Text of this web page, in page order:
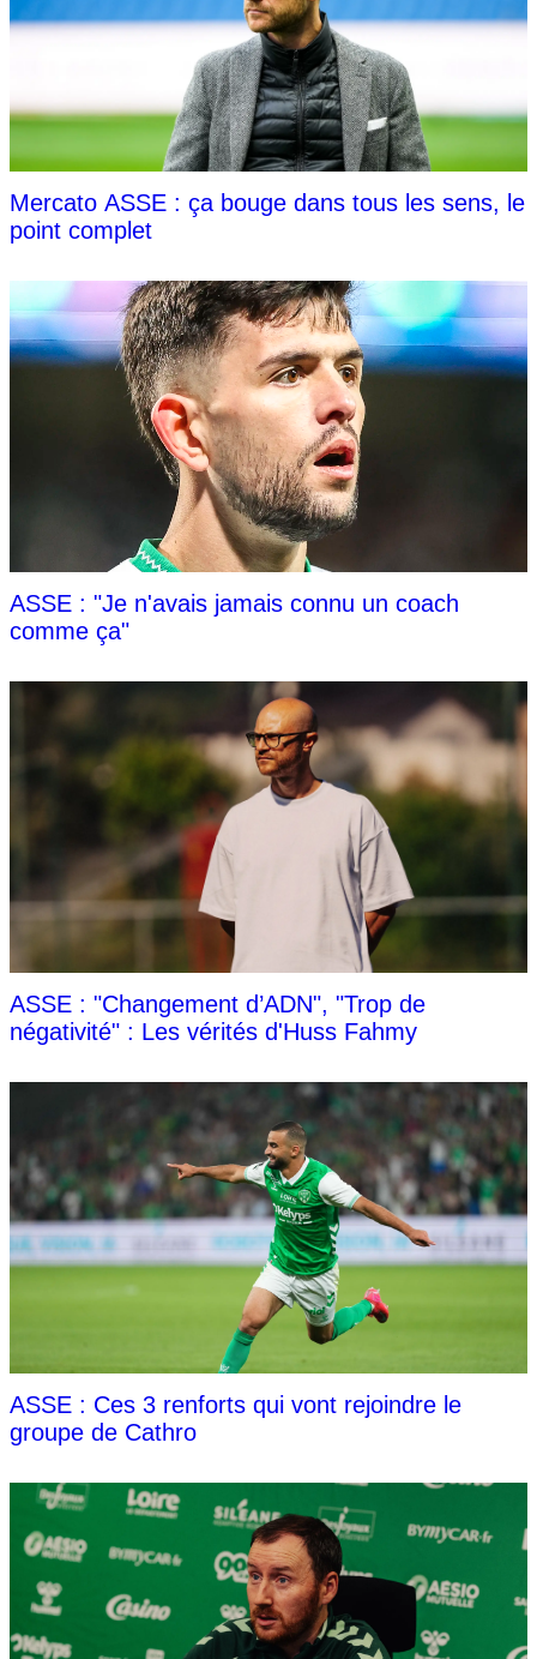
Mercato ASSE : ça bouge dans tous les sens, le
point complet
ASSE : "Je n'avais jamais connu un coach
comme ça"
ASSE : "Changement d’ADN", "Trop de
négativité" : Les vérités d'Huss Fahmy
ASSE : Ces 3 renforts qui vont rejoindre le
groupe de Cathro